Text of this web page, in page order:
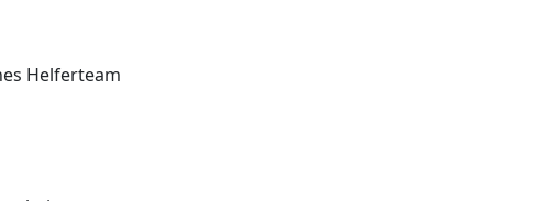
Helferteam